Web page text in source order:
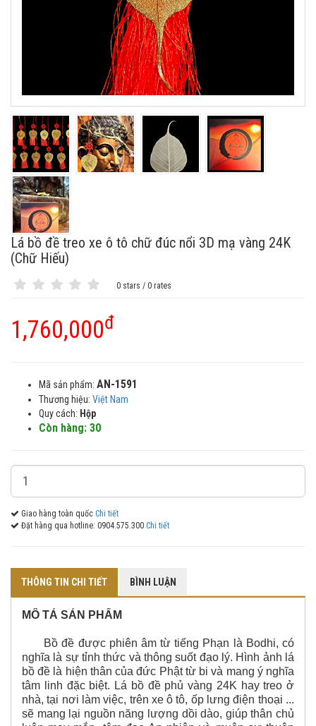
Lá bồ đề treo xe ô tô chữ đúc nổi 3D mạ vàng 24K
(Chữ Hiếu)
0 stars / 0 rates
1,760,000đ
Mã sản phẩm: AN-1591
Thương hiệu: Việt Nam
Quy cách: Hộp
Còn hàng: 30
Giao hàng toàn quốc Chi tiết
Đặt hàng qua hotline: 0904.575.300 Chi tiết
THÔNG TIN CHI TIẾT BÌNH LUẬN
MÔ TẢ SẢN PHẨM
Bồ đề được phiên âm từ tiếng Phạn là Bodhi, có
nghĩa là sự tỉnh thức và thông suốt đạo lý. Hình ảnh lá
bồ đề là hiện thân của đức Phật từ bi và mang ý nghĩa
tâm linh đặc biệt. Lá bồ đề phủ vàng 24K hay treo ở
nhà, tại nơi làm việc, trên xe ô tô, ốp lưng điện thoại ...
sẽ mang lại nguồn năng lượng dồi dào, giúp thân chủ